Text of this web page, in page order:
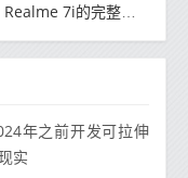
完整规格并导致泄漏
年之前开发可拉伸
实